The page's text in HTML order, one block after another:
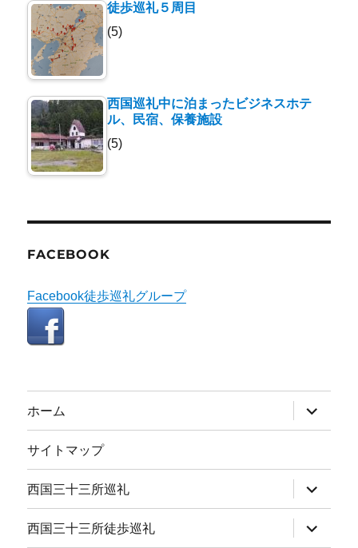
徒歩巡礼５周目
(5)
西国巡礼中に泊まったビジネスホテ
ル、民宿、保養施設
(5)
FACEBOOK
Facebook徒歩巡礼グループ
ホーム
ブ
メ
ー
を
展
開
サイトマップ
西国三十三所巡礼
ブ
メ
ニ
ュ
西国三十三所徒歩巡礼
ブ